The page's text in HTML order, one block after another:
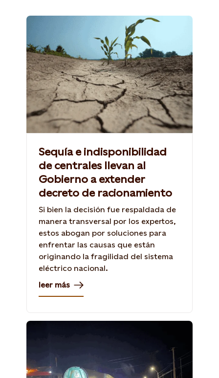
Sequía e indisponibilidad
de centrales llevan al
Gobierno a extender
decreto de racionamiento
Si bien la decisión fue respaldada de
manera transversal por los expertos,
estos abogan por soluciones para
enfrentar las causas que están
originando la fragilidad del sistema
eléctrico nacional.
leer más